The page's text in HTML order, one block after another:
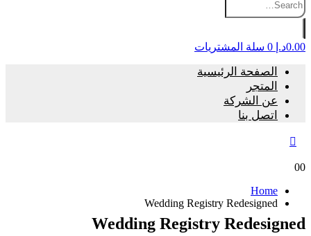
0.00د.إ 0 سلة المشتريات
الصفحة الرئيسية
المتجر
عن الشركة
اتصل بنا
00
Home
Wedding Registry Redesigned
Wedding Registry Redesigned